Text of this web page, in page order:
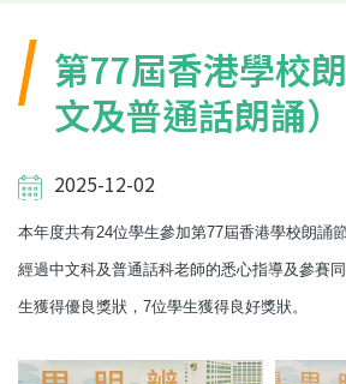
連
結 第77屆香港學校
文及普通話朗誦）
2025-12-02
本年度共有24位學生參加第77屆香港學校朗誦
經過中文科及普通話科老師的悉心指導及參賽
生獲得優良獎狀，7位學生獲得良好獎狀。